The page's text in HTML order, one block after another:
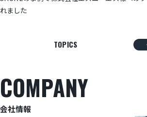
れました
TOPICS
COMPANY
会社情報